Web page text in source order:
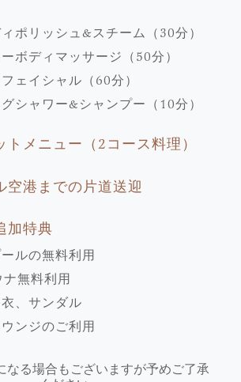
ポリッシュ&スチーム（30分）
ボディマッサージ（50分）
ェイシャル（60分）
シャワー&シャンプー（10分）
トメニュー（2コース料理）
空港までの片道送迎
加特典
ルの無料利用
無料利用
、サンダル
ンジのご利用
なる場合もございますが予めご了承